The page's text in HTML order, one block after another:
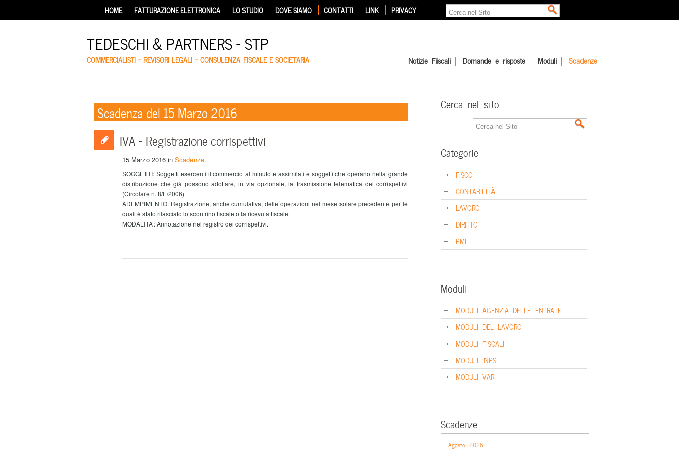
HOME FATTURAZIONE ELETTRONICA LO STUDIO DOVE SIAMO CONTATTI LINK PRIVACY
TEDESCHI & PARTNERS – STP
COMMERCIALISTI – REVISORI LEGALI – CONSULENZA FISCALE E SOCIETARIA Notizie Fiscali Domande e risposte Moduli Scadenze
Scadenza del 15 Marzo 2016
IVA – Registrazione corrispettivi
15 Marzo 2016 in Scadenze
SOGGETTI: Soggetti esercenti il commercio al minuto e assimilati e soggetti che operano nella grande
distribuzione che già possono adottare, in via opzionale, la trasmissione telematica dei corrispettivi
(Circolare n. 8/E/2006).
ADEMPIMENTO: Registrazione, anche cumulativa, delle operazioni nel mese solare precedente per le
quali è stato rilasciato lo scontrino fiscale o la ricevuta fiscale.
MODALITA’: Annotazione nel registro dei corrispettivi.
Cerca nel sito
Categorie
FISCO
CONTABILITÀ
LAVORO
DIRITTO
PMI
Moduli
MODULI AGENZIA DELLE ENTRATE
MODULI DEL LAVORO
MODULI FISCALI
MODULI INPS
MODULI VARI
Scadenze
Agosto 2026